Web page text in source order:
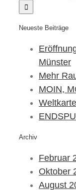
Neueste Beiträge
Münster
Mehr
MOIN,
Archiv
Februar
Oktober
August